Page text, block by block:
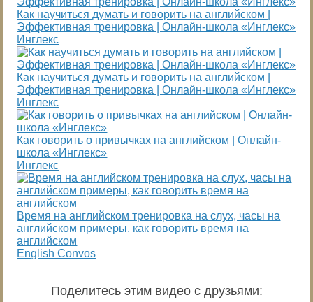
Как научиться думать и говорить на английском |
Эффективная тренировка | Онлайн-школа «Инглекс»
Инглекс
Как научиться думать и говорить на английском |
Эффективная тренировка | Онлайн-школа «Инглекс»
Инглекс
Как говорить о привычках на английском | Онлайн-
школа «Инглекс»
Инглекс
Время на английском тренировка на слух, часы на
английском примеры, как говорить время на
английском
English Convos
Поделитесь этим видео с друзьями: